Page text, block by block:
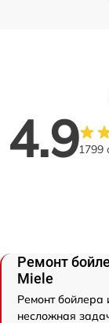
4.91799
Ремонт
Miele
Ремонт
несложная